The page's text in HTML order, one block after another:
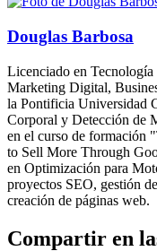
Douglas Barbosa
Licenciado en Tecnología
Marketing Digital,
la Pontificia Universidad
Corporal y Detección de
en el curso de formación
to Sell More Through
en Optimización para
proyectos SEO, gestión
creación de páginas web.
Compartir en